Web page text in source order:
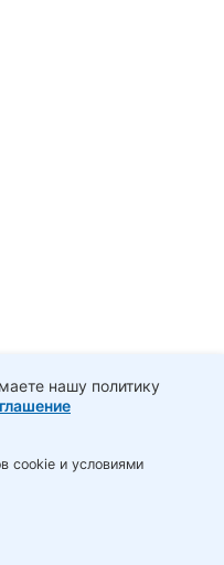
нашу политику
cookie и условиями